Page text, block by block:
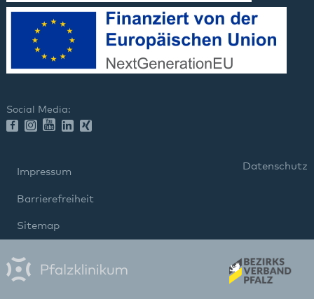
Social Media:
Impressum
Datenschutz
Barrierefreiheit
Sitemap